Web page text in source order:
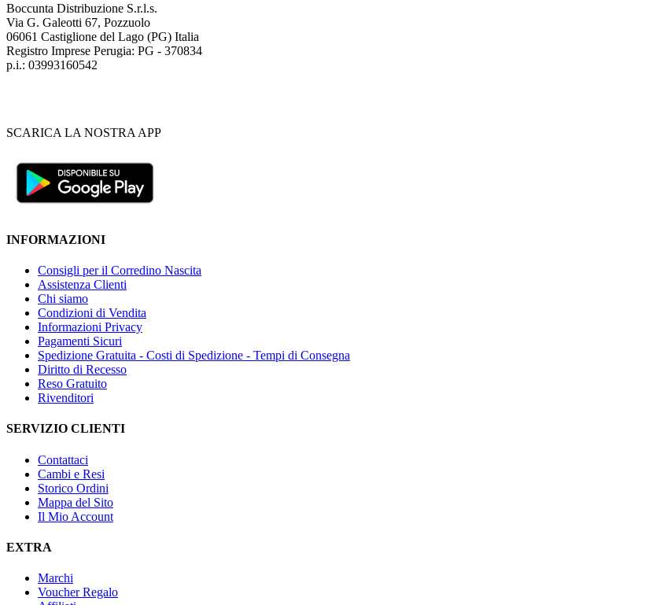
Boccunta Distribuzione S.r.l.s.
Via G. Galeotti 67, Pozzuolo
06061 Castiglione del Lago (PG) Italia
Registro Imprese Perugia: PG - 370834
p.i.: 03993160542
SCARICA LA NOSTRA APP
INFORMAZIONI
Consigli per il Corredino Nascita
Assistenza Clienti
Chi siamo
Condizioni di Vendita
Informazioni Privacy
Pagamenti Sicuri
Spedizione Gratuita - Costi di Spedizione - Tempi di Consegna
Diritto di Recesso
Reso Gratuito
Rivenditori
SERVIZIO CLIENTI
Contattaci
Cambi e Resi
Storico Ordini
Mappa del Sito
Il Mio Account
EXTRA
Marchi
Voucher Regalo